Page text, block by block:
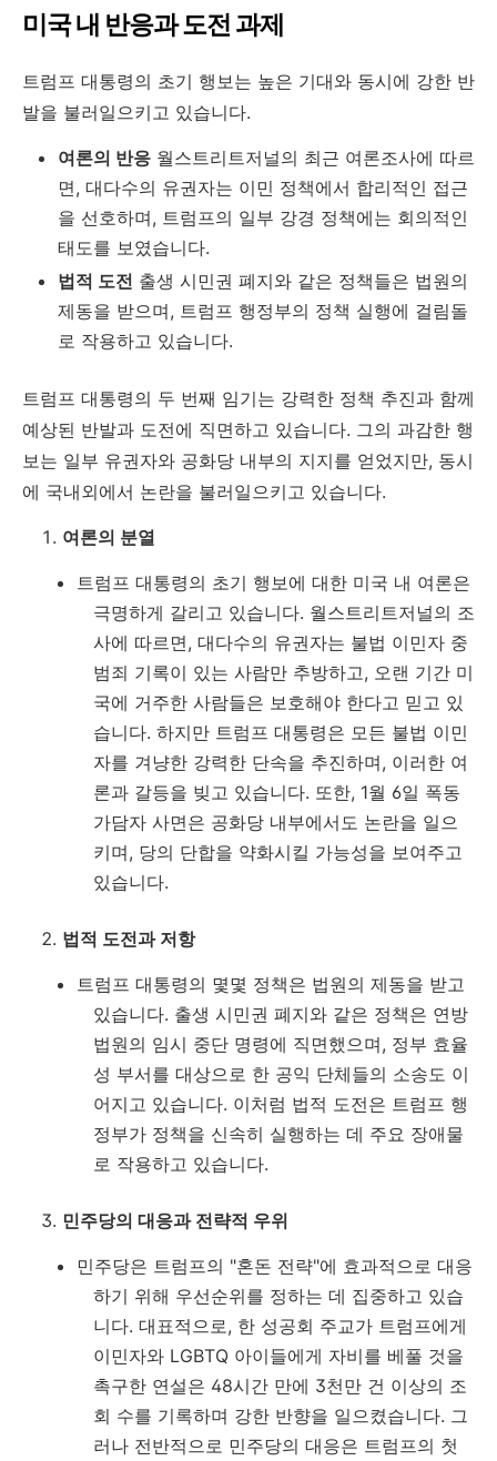
미국 내 반응과 도전 과제
트럼프 대통령의 초기 행보는 높은 기대와 동시에 강한 반
발을 불러일으키고 있습니다.
여론의 반응 월스트리트저널의 최근 여론조사에 따르
면, 대다수의 유권자는 이민 정책에서 합리적인 접근
을 선호하며, 트럼프의 일부 강경 정책에는 회의적인
태도를 보였습니다.
법적 도전 출생 시민권 폐지와 같은 정책들은 법원의
제동을 받으며, 트럼프 행정부의 정책 실행에 걸림돌
로 작용하고 있습니다.
트럼프 대통령의 두 번째 임기는 강력한 정책 추진과 함께
예상된 반발과 도전에 직면하고 있습니다. 그의 과감한 행
보는 일부 유권자와 공화당 내부의 지지를 얻었지만, 동시
에 국내외에서 논란을 불러일으키고 있습니다.
여론의 분열
트럼프 대통령의 초기 행보에 대한 미국 내 여론은
극명하게 갈리고 있습니다. 월스트리트저널의 조
사에 따르면, 대다수의 유권자는 불법 이민자 중
범죄 기록이 있는 사람만 추방하고, 오랜 기간 미
국에 거주한 사람들은 보호해야 한다고 믿고 있
습니다. 하지만 트럼프 대통령은 모든 불법 이민
자를 겨냥한 강력한 단속을 추진하며, 이러한 여
론과 갈등을 빚고 있습니다. 또한, 1월 6일 폭동
가담자 사면은 공화당 내부에서도 논란을 일으
키며, 당의 단합을 약화시킬 가능성을 보여주고
있습니다.
법적 도전과 저항
트럼프 대통령의 몇몇 정책은 법원의 제동을 받고
있습니다. 출생 시민권 폐지와 같은 정책은 연방
법원의 임시 중단 명령에 직면했으며, 정부 효율
성 부서를 대상으로 한 공익 단체들의 소송도 이
어지고 있습니다. 이처럼 법적 도전은 트럼프 행
정부가 정책을 신속히 실행하는 데 주요 장애물
로 작용하고 있습니다.
민주당의 대응과 전략적 우위
민주당은 트럼프의 "혼돈 전략"에 효과적으로 대응
하기 위해 우선순위를 정하는 데 집중하고 있습
니다. 대표적으로, 한 성공회 주교가 트럼프에게
이민자와 LGBTQ 아이들에게 자비를 베풀 것을
촉구한 연설은 48시간 만에 3천만 건 이상의 조
회 수를 기록하며 강한 반향을 일으켰습니다. 그
러나 전반적으로 민주당의 대응은 트럼프의 첫